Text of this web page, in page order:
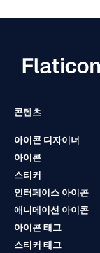
콘텐츠
아이콘 디자이너
아이콘
스티커
인터페이스 아이콘
애니메이션 아이콘
아이콘 태그
스티커 태그